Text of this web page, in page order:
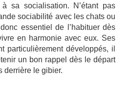
à sa socialisation. N’étant pas
sociabilité avec les chats ou
essentiel de l’habituer dès
en harmonie avec eux. Ses
particulièrement développés, il
un bon rappel dès le départ
derrière le gibier.